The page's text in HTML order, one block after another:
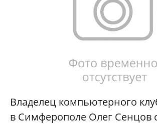
Владелец компьютерного
в Симферополе Олег Сенцов